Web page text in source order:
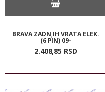
BRAVA ZADNJIH VRATA ELEK.
(6 PIN) 09-
2.408,85 RSD